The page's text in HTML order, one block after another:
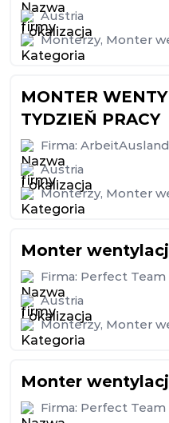
Austria
Monterzy, Monter
MONTER
TYDZIEŇ PRACY
Firma: ArbeitAusland
Austria
Monterzy, Monter
Monter
Firma: Perfect Team
Austria
Monterzy, Monter
Monter
Firma: Perfect Team